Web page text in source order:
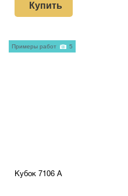
Купить
Кубок 7106 A
Примеры работ 5